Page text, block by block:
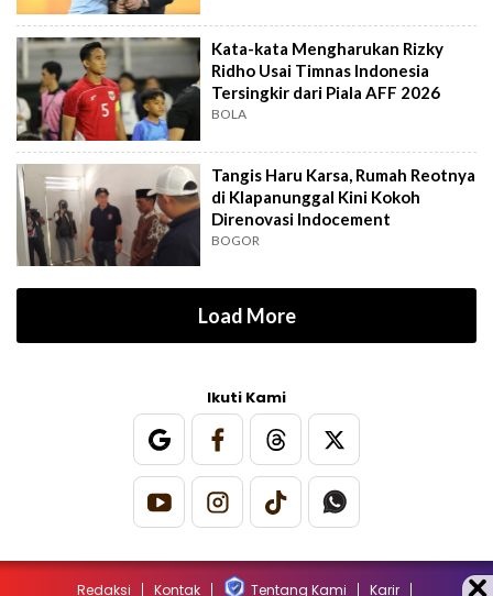
Kata-kata Mengharukan Rizky
Ridho Usai Timnas Indonesia
Tersingkir dari Piala AFF 2026
BOLA
Tangis Haru Karsa, Rumah Reotnya
di Klapanunggal Kini Kokoh
Direnovasi Indocement
BOGOR
Load More
Ikuti Kami
Redaksi Kontak Tentang Kami Karir